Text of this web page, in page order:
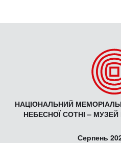
НАЦІОНАЛЬНИЙ
НЕБЕСНОЇ СОТНІ – МУЗЕЙ
Серпень